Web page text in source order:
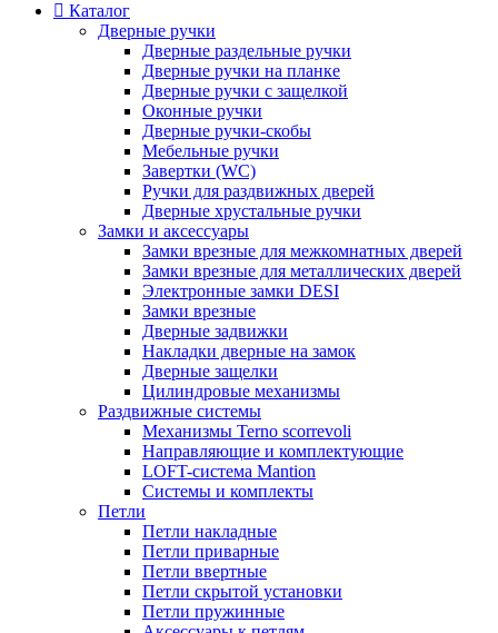
Каталог
Дверные ручки
Дверные раздельные ручки
Дверные ручки на планке
Дверные ручки с защелкой
Оконные ручки
Дверные ручки-скобы
Мебельные ручки
Завертки (WC)
Ручки для раздвижных дверей
Дверные хрустальные ручки
Замки и аксессуары
Замки врезные для межкомнатных дверей
Замки врезные для металлических дверей
Электронные замки DESI
Замки врезные
Дверные задвижки
Накладки дверные на замок
Дверные защелки
Цилиндровые механизмы
Раздвижные системы
Механизмы Terno scorrevoli
Направляющие и комплектующие
LOFT-cистема Mantion
Системы и комплекты
Петли
Петли накладные
Петли приварные
Петли ввертные
Петли скрытой установки
Петли пружинные